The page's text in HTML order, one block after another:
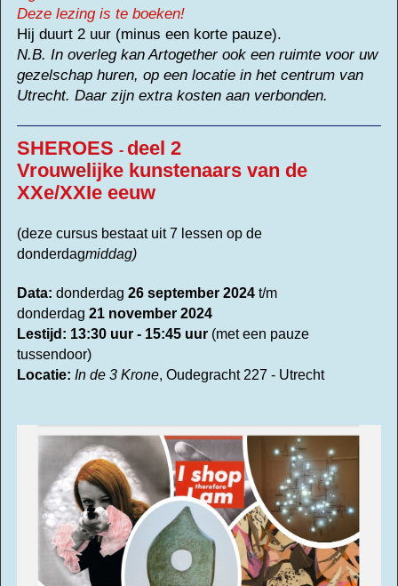
Deze lezing is te boeken!
Hij duurt 2 uur (minus een korte pauze).
N.B. In overleg kan Artogether ook een ruimte voor uw
gezelschap huren, op een locatie in het centrum van
Utrecht. Daar zijn extra kosten aan verbonden.
SHEROES - deel 2
Vrouwelijke kunstenaars van de
XXe/XXIe eeuw
(deze cursus bestaat uit 7 lessen op de
donderdagmiddag)
Data: donderdag 26 september 2024 t/m
donderdag 21 november 2024
Lestijd: 13:30 uur - 15:45 uur(met een pauze
tussendoor)
Locatie: In de 3 Krone, Oudegracht 227 - Utrecht